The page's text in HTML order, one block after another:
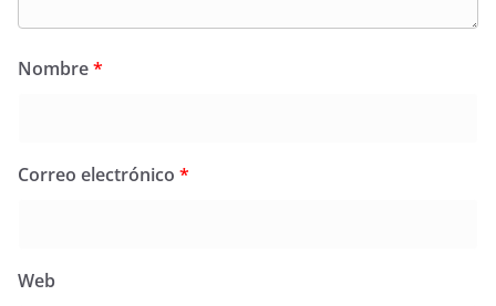
Nombre*
Correo electrónico *
Web